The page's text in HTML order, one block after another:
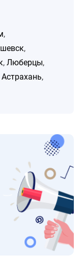
,
,
, Люберцы,
Астрахань,